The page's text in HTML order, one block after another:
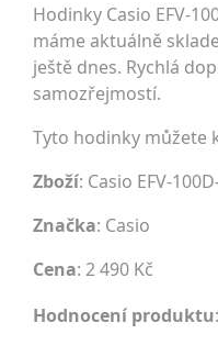
Hodinky Casio EFV-
máme aktuálně
ještě dnes. Rychlá
samozřejmostí.
Tyto hodinky můžete
Zboží: Casio EFV-
Značka: Casio
Cena: 2 490 Kč
Hodnocení produktu